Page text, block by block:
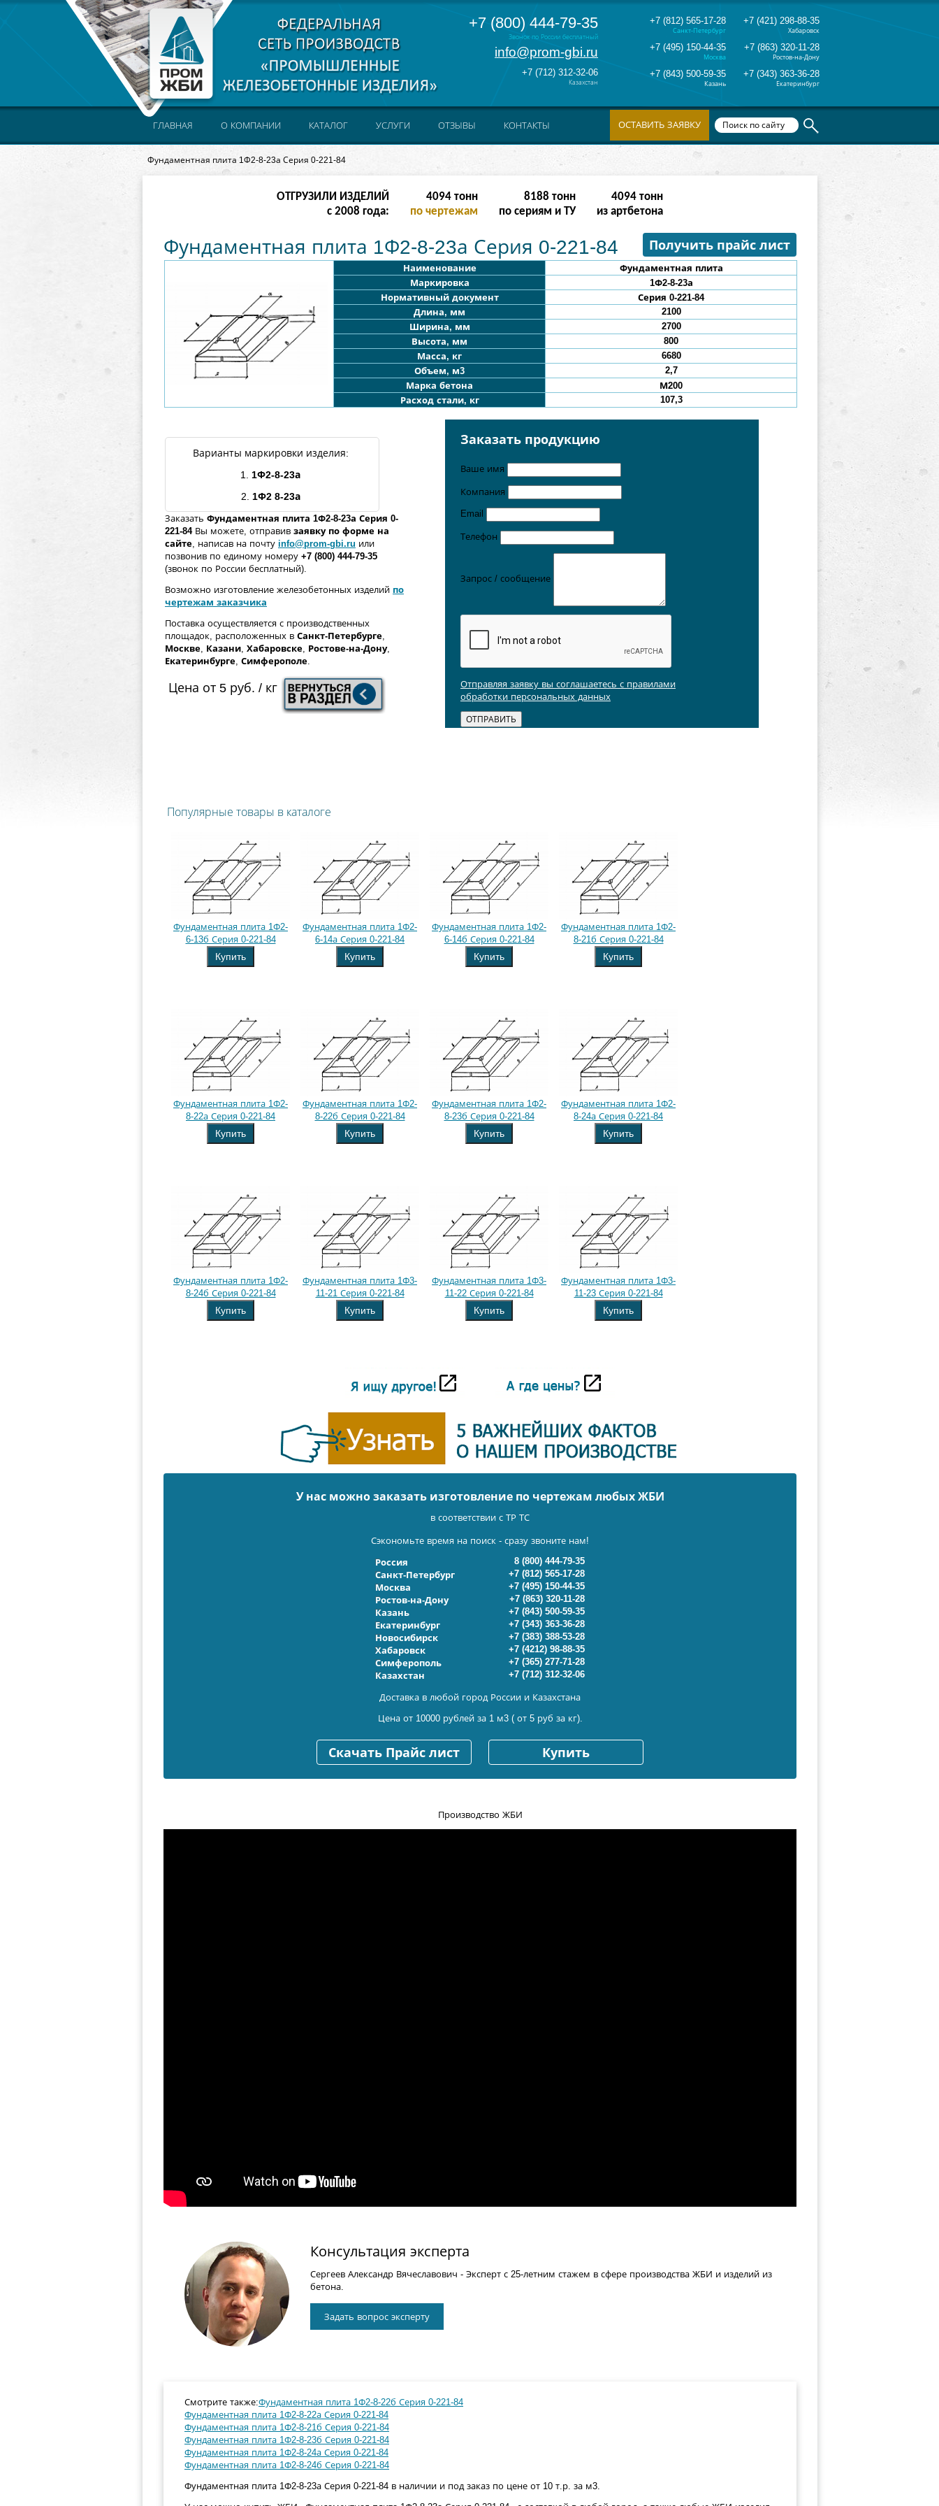
+7 (800) 444-79-35
Звонок по России бесплатный
info@prom-gbi.ru
+7 (712) 312-32-06
Казахстан
+7 (812) 565-17-28
Санкт-Петербург
+7 (421) 298-88-35
Хабаровск
+7 (495) 150-44-35
Москва
+7 (863) 320-11-28
Ростов-на-Дону
+7 (843) 500-59-35
Казань
+7 (343) 363-36-28
Екатеринбург
Фундаментная плита 1Ф2-8-23а Серия 0-221-84
ГЛАВНАЯ О КОМПАНИИ КАТАЛОГ УСЛУГИ ОТЗЫВЫ КОНТАКТЫ ОСТАВИТЬ ЗАЯВКУ
ОТГРУЗИЛИ ИЗДЕЛИЙ
с 2008 года:
16382тонн
по чертежам
32764 тонн
по сериям и ТУ
16382тонн
из артбетона
Получить прайс лист
Фундаментная плита 1Ф2-8-23а Серия 0-221-84
Наименование
Фундаментная плита
Маркировка
1Ф2-8-23а
Нормативный документ
Серия 0-221-84
Длина, мм
2100
Ширина, мм
2700
Высота, мм
800
Масса, кг
6680
Объем, м3
2,7
Марка бетона
М200
Расход стали, кг
107,3
Варианты маркировки изделия:
1. 1Ф2-8-23а
2.
1Ф2 8-23а
Заказать Фундаментная плита 1Ф2-8-23а Серия 0-
221-84 Вы можете, отправив заявку по форме на
сайте, написав на почту info@prom-gbi.ru или
позвонив по единому номеру +7 (800) 444-79-35
(звонок по России бесплатный).
Возможно изготовление железобетонных изделий по
чертежам заказчика
Поставка осуществляется с производственных
площадок, расположенных в Санкт-Петербурге,
Москве, Казани, Хабаровске, Ростове-на-Дону,
Екатеринбурге, Симферополе.
Цена от 5 руб. / кг
Заказать продукцию
Ваше имя
Компания
Email
Телефон
Запрос / сообщение
Отправляя заявку вы соглашаетесь с правилами
обработки персональных данных
Популярные товары в каталоге
Фундаментная плита 1Ф2-
6-13б Серия 0-221-84
Купить
Фундаментная плита 1Ф2-
6-14а Серия 0-221-84
Купить
Фундаментная плита 1Ф2-
6-14б Серия 0-221-84
Купить
Фундаментная плита 1Ф2-
8-21б Серия 0-221-84
Купить
Фундаментная плита 1Ф2-
8-22а Серия 0-221-84
Купить
Фундаментная плита 1Ф2-
8-22б Серия 0-221-84
Купить
Фундаментная плита 1Ф2-
8-23б Серия 0-221-84
Купить
Фундаментная плита 1Ф2-
8-24а Серия 0-221-84
Купить
Фундаментная плита 1Ф2-
8-24б Серия 0-221-84
Купить
Фундаментная плита 1Ф3-
11-21 Серия 0-221-84
Купить
Фундаментная плита 1Ф3-
11-22 Серия 0-221-84
Купить
Фундаментная плита 1Ф3-
11-23 Серия 0-221-84
Купить
У нас можно заказать изготовление по чертежам любых ЖБИ
в соответствии с ТР ТС
Сэкономьте время на поиск - сразу звоните нам!
Россия
8 (800) 444-79-35
Санкт-Петербург
+7 (812) 565-17-28
Москва
+7 (495) 150-44-35
Ростов-на-Дону
+7 (863) 320-11-28
Казань
+7 (843) 500-59-35
Екатеринбург
+7 (343) 363-36-28
Новосибирск
+7 (383) 388-53-28
Хабаровск
+7 (4212) 98-88-35
Симферополь
+7 (365) 277-71-28
Казахстан
+7 (712) 312-32-06
Доставка в любой город России и Казахстана
Цена от 10000 рублей за 1 м3 ( от 5 руб за кг).
Скачать Прайс лист Купить
Производство ЖБИ
Консультация эксперта
Сергеев Александр Вячеславович - Эксперт с 25-летним стажем в сфере производства ЖБИ и изделий из
бетона.
Задать вопрос эксперту
Смотрите также:Фундаментная плита 1Ф2-8-22б Серия 0-221-84
Фундаментная плита 1Ф2-8-22а Серия 0-221-84
Фундаментная плита 1Ф2-8-21б Серия 0-221-84
Фундаментная плита 1Ф2-8-23б Серия 0-221-84
Фундаментная плита 1Ф2-8-24а Серия 0-221-84
Фундаментная плита 1Ф2-8-24б Серия 0-221-84
Фундаментная плита 1Ф2-8-23а Серия 0-221-84 в наличии и под заказ по цене от 10 т.р. за м3.